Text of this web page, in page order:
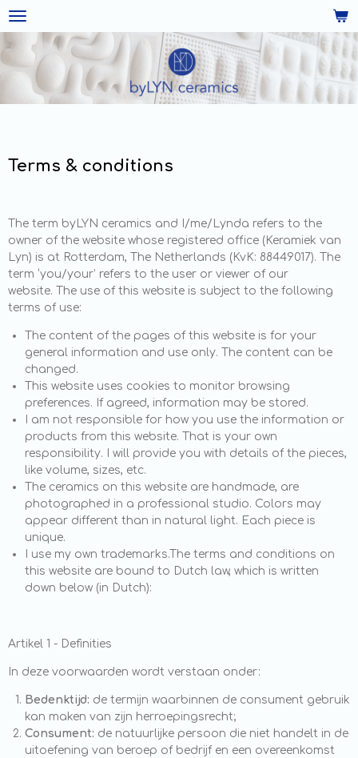
Ga
direct
naar
de
hoofdinhoud
Terms & conditions
The term byLYN ceramics and I/me/Lynda refers to the
owner of the website whose registered office (Keramiek van
Lyn) is at Rotterdam, The Netherlands (KvK: 88449017). The
term ‘you/your’ refers to the user or viewer of our
website.
The use of this website is subject to the following
terms of use:
The content of the pages of this website is for your
general information and use only. The content can be
changed.
This website uses cookies to monitor browsing
preferences. If agreed, information may be stored.
I am not responsible for how you use the information or
products from this website. That is your own
responsibility. I will provide you with details of the pieces,
like volume, sizes, etc.
The ceramics on this website are handmade, are
photographed in a professional studio. Colors may
appear different than in natural light. Each piece is
unique.
I use my own trademarks. The terms and conditions on
this website are bound to Dutch law, which is written
down below (in Dutch):
Artikel 1 - Definities
In deze voorwaarden wordt verstaan onder:
Bedenktijd: de termijn waarbinnen de consument gebruik
kan maken van zijn herroepingsrecht;
Consument: de natuurlijke persoon die niet handelt in de
uitoefening van beroep of bedrijf en een overeenkomst